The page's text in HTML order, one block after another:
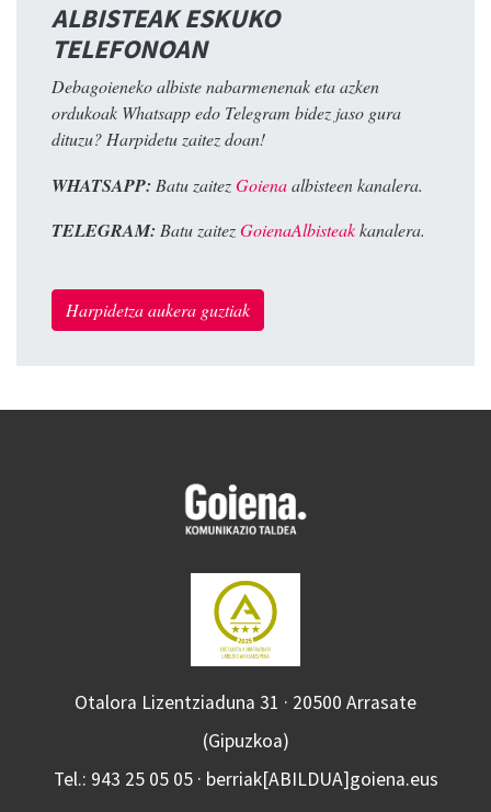
ALBISTEAK ESKUKO
TELEFONOAN
Debagoieneko albiste nabarmenenak eta azken
ordukoak Whatsapp edo Telegram bidez jaso gura
dituzu? Harpidetu zaitez doan!
WHATSAPP: Batu zaitezGoienaalbisteen kanalera.
TELEGRAM: Batu zaitezGoienaAlbisteakkanalera.
Harpidetza aukera guztiak
Otalora Lizentziaduna 31 · 20500 Arrasate
(Gipuzkoa)
Tel.: 943 25 05 05 · berriak[ABILDUA]goiena.eus